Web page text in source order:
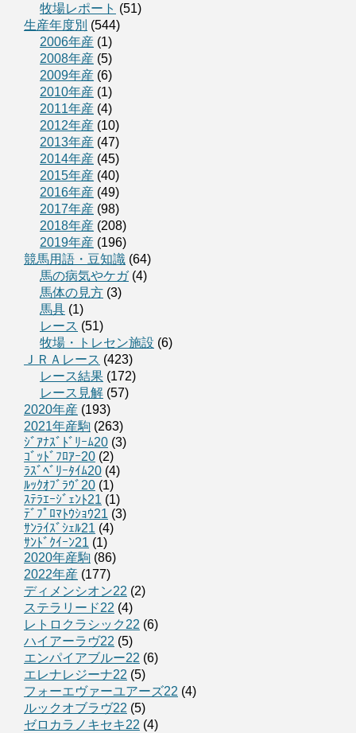
牧場レポート (51)
生産年度別 (544)
2006年産 (1)
2008年産 (5)
2009年産 (6)
2010年産 (1)
2011年産 (4)
2012年産 (10)
2013年産 (47)
2014年産 (45)
2015年産 (40)
2016年産 (49)
2017年産 (98)
2018年産 (208)
2019年産 (196)
競馬用語・豆知識 (64)
馬の病気やケガ(4)
馬体の見方 (3)
馬具 (1)
レース (51)
牧場・トレセン施設 (6)
ＪＲＡレース (423)
レース結果 (172)
レース見解 (57)
2020年産 (193)
2021年産駒 (263)
ｼﾞｱﾅｽﾞﾄﾞﾘｰﾑ20 (3)
ｺﾞｯﾄﾞﾌﾛｱｰ20 (2)
ﾗｽﾞﾍﾞﾘｰﾀｲﾑ20 (4)
ﾙｯｸｵﾌﾞﾗｳﾞ20 (1)
ｽﾃﾗｴｰｼﾞｪﾝﾄ21 (1)
ﾃﾞﾌﾟﾛﾏﾄｳｼｮｳ21 (3)
ｻﾝﾗｲｽﾞｼｪﾙ21 (4)
ｻﾝﾄﾞｸｲｰﾝ21 (1)
2020年産駒 (86)
2022年産 (177)
ディメンシオン22 (2)
ステラリード22 (4)
レトロクラシック22 (6)
ハイアーラヴ22 (5)
エンパイアブルー22 (6)
エレナレジーナ22 (5)
フォーエヴァーユアーズ22 (4)
ルックオブラヴ22 (5)
ゼロカラノキセキ22 (4)